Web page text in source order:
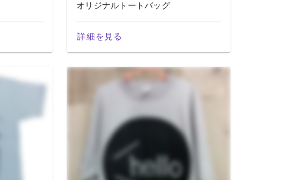
オリジナルトートバッグ
詳細を見る